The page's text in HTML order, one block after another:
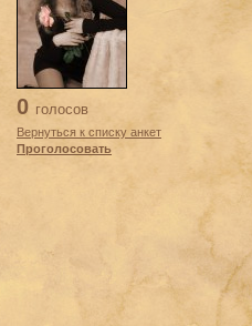
0 голосов
Вернуться к списку анкет
Проголосовать